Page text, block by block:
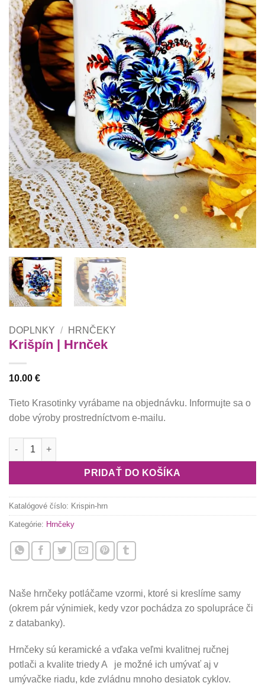
DOPLNKY / HRNČEKY
Krišpín | Hrnček
10.00 €
Tieto Krasotinky vyrábame na objednávku. Informujte sa o
dobe výroby prostredníctvom e-mailu.
množstvo Krišpín | Hrnček
PRIDAŤ DO KOŠÍKA
Katalógové číslo: Krispin-hrn
Kategórie: Hrnčeky
Naše hrnčeky potláčame vzormi, ktoré si kreslíme samy
(okrem pár výnimiek, kedy vzor pochádza zo spolupráce či
z databanky).
Hrnčeky sú keramické a vďaka veľmi kvalitnej ručnej
potlači a kvalite triedy A je možné ich umývať aj v
umývačke riadu, kde zvládnu mnoho desiatok cyklov.